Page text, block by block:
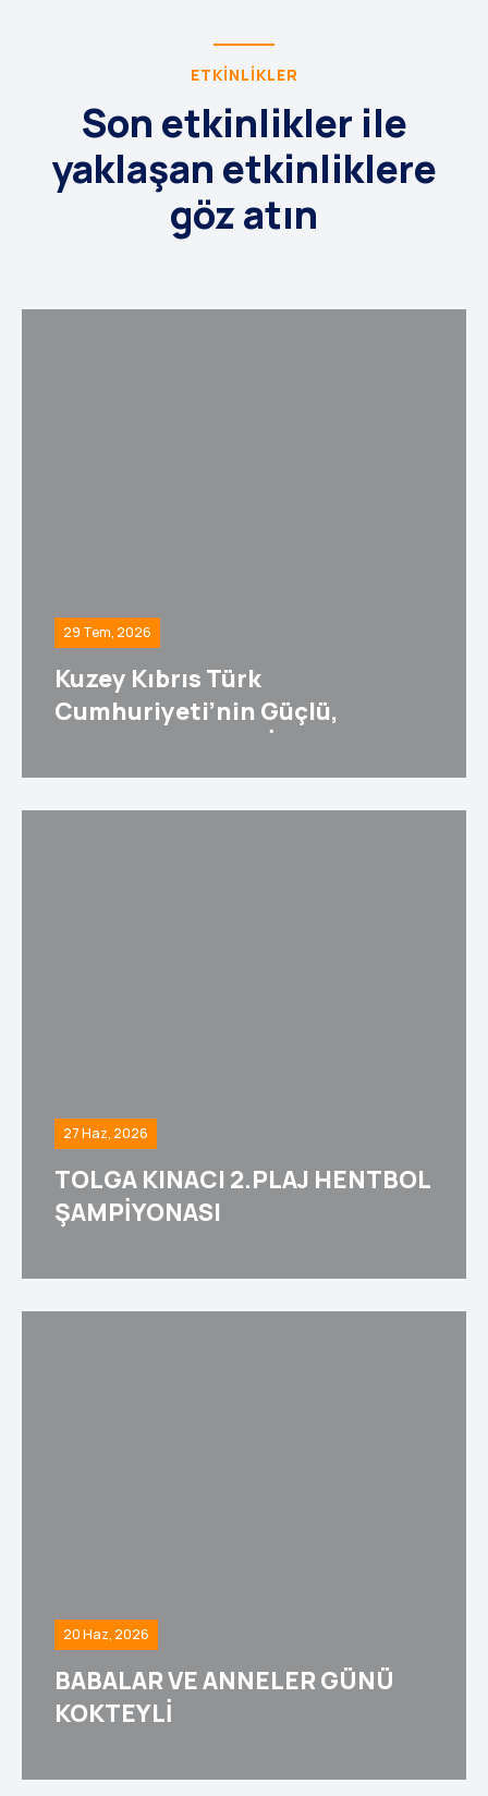
ETKINLIKLER
Son etkinlikler ile
yaklaşan etkinliklere
göz atın
29 Tem, 2026
Kuzey Kıbrıs Türk
Cumhuriyeti’nin Güçlü,
Egemen Geleceği İçin Vizyon Ve
Proje Çalıştayı
27 Haz, 2026
TOLGA KINACI 2.PLAJ HENTBOL
ŞAMPİYONASI
20 Haz, 2026
BABALAR VE ANNELER GÜNÜ
KOKTEYLİ